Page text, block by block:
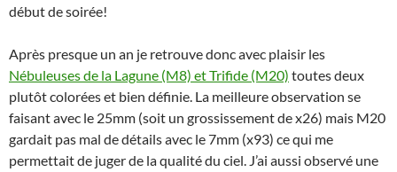
début de soirée!
Après presque un an je retrouve donc avec plaisir les
Nébuleuses de la Lagune (M8) et Trifide (M20) toutes deux
plutôt colorées et bien définie. La meilleure observation se
faisant avec le 25mm (soit un grossissement de x26) mais M20
gardait pas mal de détails avec le 7mm (x93) ce qui me
permettait de juger de la qualité du ciel. J’ai aussi observé une